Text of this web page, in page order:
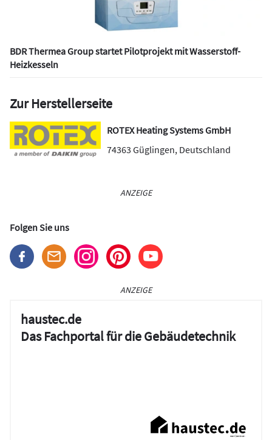
BDR Thermea Group startet Pilotprojekt mit Wasserstoff-
Heizkesseln
Zur Herstellerseite
ROTEX Heating Systems GmbH
74363 Güglingen, Deutschland
ANZEIGE
Folgen Sie uns
ANZEIGE
haustec.de
Das Fachportal für die Gebäudetechnik